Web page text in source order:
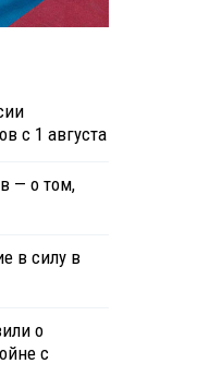
с 1 августа
— о том,
в силу в
о
с